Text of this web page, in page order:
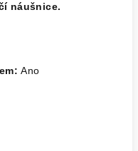
náušnice.
Ano